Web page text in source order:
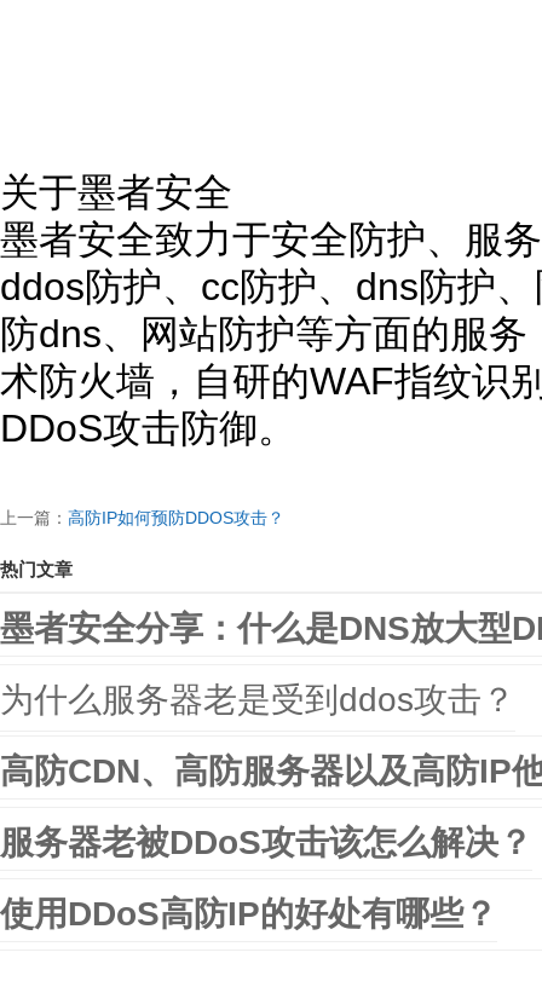
关于墨者安全
墨者安全致力于安全防护、服
ddos防护、cc防护、dns防护
防dns、网站防护等方面的服
术防火墙，自研的WAF指纹识
DDoS攻击防御。
上一篇： 高防IP如何预防DDOS攻击？
热门文章
墨者安全分享：什么是DNS放大型
为什么服务器老是受到ddos攻击？
高防CDN、高防服务器以及高防IP
服务器老被DDoS攻击该怎么解决？
使用DDoS高防IP的好处有哪些？